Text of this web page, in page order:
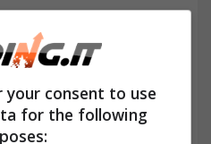
consent to use
for the following